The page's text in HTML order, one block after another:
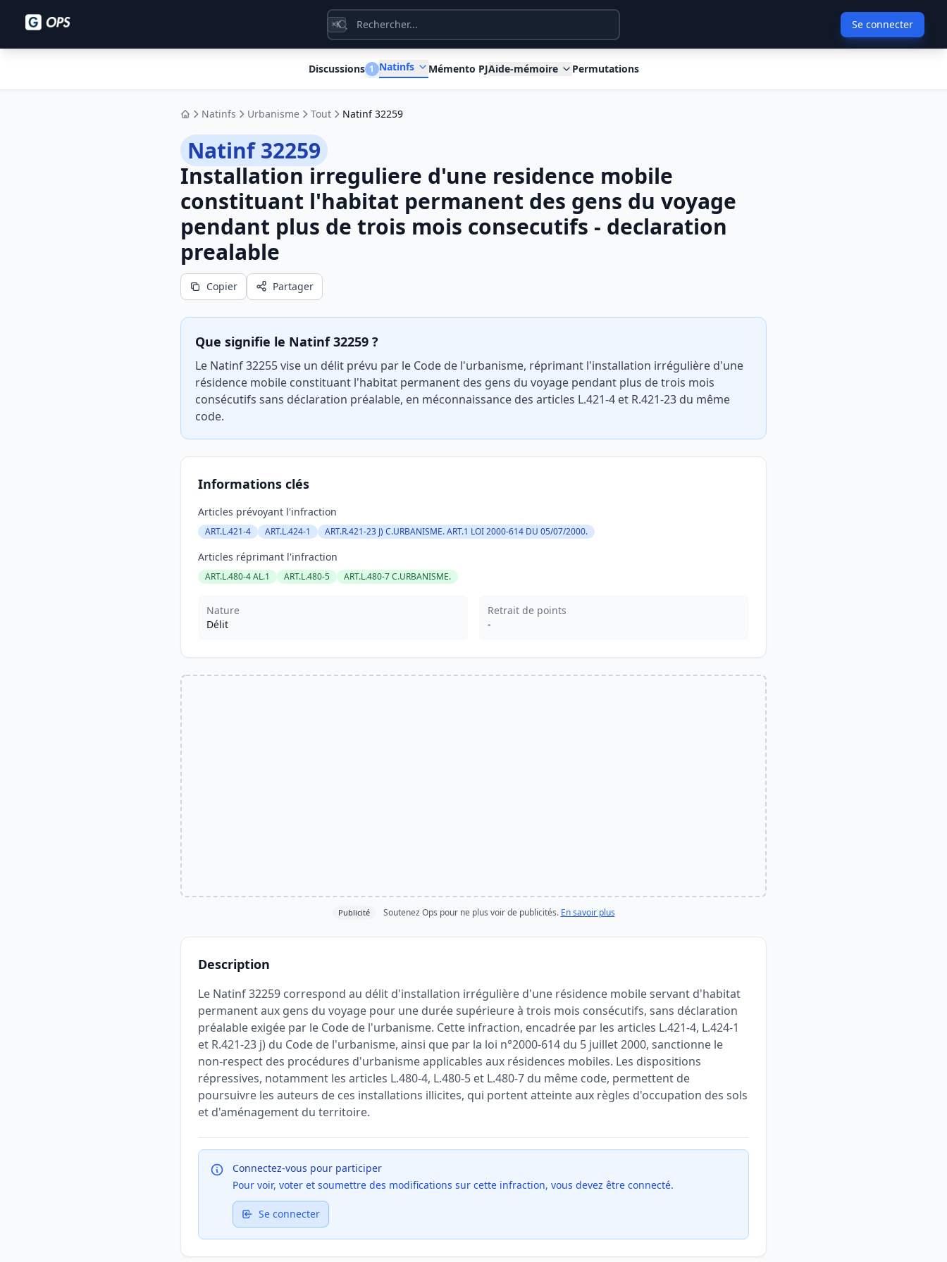
⌘K Se connecter
Discussions 1 Natinfs Mémento PJAide-mémoire Permutations
AccueilNatinfs Urbanisme Tout Natinf 32259
Natinf 32259
Installation irreguliere d'une residence mobile
constituant l'habitat permanent des gens du voyage
pendant plus de trois mois consecutifs - declaration
prealable
Copier Partager
Que signifie le Natinf 32259 ?
Le Natinf 32255 vise un délit prévu par le Code de l'urbanisme, réprimant l'installation irrégulière d'une
résidence mobile constituant l'habitat permanent des gens du voyage pendant plus de trois mois
consécutifs sans déclaration préalable, en méconnaissance des articles L.421-4 et R.421-23 du même
code.
Informations clés
Articles prévoyant l'infraction
ART.L.421-4 ART.L.424-1 ART.R.421-23 J) C.URBANISME. ART.1 LOI 2000-614 DU 05/07/2000.
Articles réprimant l'infraction
ART.L.480-4 AL.1 ART.L.480-5 ART.L.480-7 C.URBANISME.
Nature
Délit
Retrait de points
-
Publicité Soutenez Ops pour ne plus voir de publicités. En savoir plus
Description
Le Natinf 32259 correspond au délit d'installation irrégulière d'une résidence mobile servant d'habitat
permanent aux gens du voyage pour une durée supérieure à trois mois consécutifs, sans déclaration
préalable exigée par le Code de l'urbanisme. Cette infraction, encadrée par les articles L.421-4, L.424-1
et R.421-23 j) du Code de l'urbanisme, ainsi que par la loi n°2000-614 du 5 juillet 2000, sanctionne le
non-respect des procédures d'urbanisme applicables aux résidences mobiles. Les dispositions
répressives, notamment les articles L.480-4, L.480-5 et L.480-7 du même code, permettent de
poursuivre les auteurs de ces installations illicites, qui portent atteinte aux règles d'occupation des sols
et d'aménagement du territoire.
Connectez-vous pour participer
Pour voir, voter et soumettre des modifications sur cette infraction, vous devez être connecté.
Se connecter